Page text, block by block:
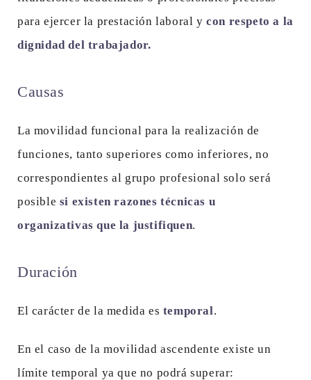
para ejercer la prestación laboral ycon respeto a la
dignidad del trabajador.
Causas
La movilidad funcional para la realización de
funciones, tanto superiores como inferiores, no
correspondientes al grupo profesional solo será
posible si existen razones técnicas u
organizativas que la justifiquen.
Duración
El carácter de la medida es temporal.
En el caso de la movilidad ascendente existe un
límite temporal ya que no podrá superar: